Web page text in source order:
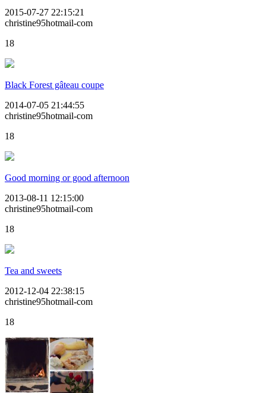
2015-07-27 22:15:21
christine95hotmail-com
18
Black Forest gâteau coupe
2014-07-05 21:44:55
christine95hotmail-com
18
Good morning or good afternoon
2013-08-11 12:15:00
christine95hotmail-com
18
Tea and sweets
2012-12-04 22:38:15
christine95hotmail-com
18